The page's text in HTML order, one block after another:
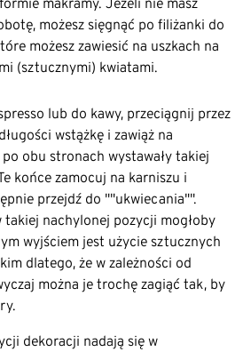
możesz sięgnąć po filiżanki do
możesz zawiesić na uszkach na
(sztucznymi) kwiatami.
lub do kawy, przeciągnij przez
wstążkę i zawiąż na
obu stronach wystawały takiej
końce zamocuj na karniszu i
przejdź do ""ukwiecania"".
takiej nachylonej pozycji mogłoby
wyjściem jest użycie sztucznych
dlatego, że w zależności od
można je trochę zagiąć tak, by
dekoracji nadają się w